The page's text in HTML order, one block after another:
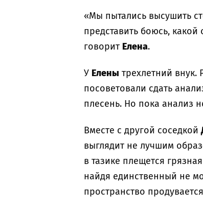
«Мы пытались высушить
представить боюсь, какой
говорит Елена.
У Елены трехлетний внук.
посоветовали сдать
плесень. Но пока анализ
Вместе с другой соседкой
выглядит не лучшим
в тазике плещется
найдя единственный не
пространство